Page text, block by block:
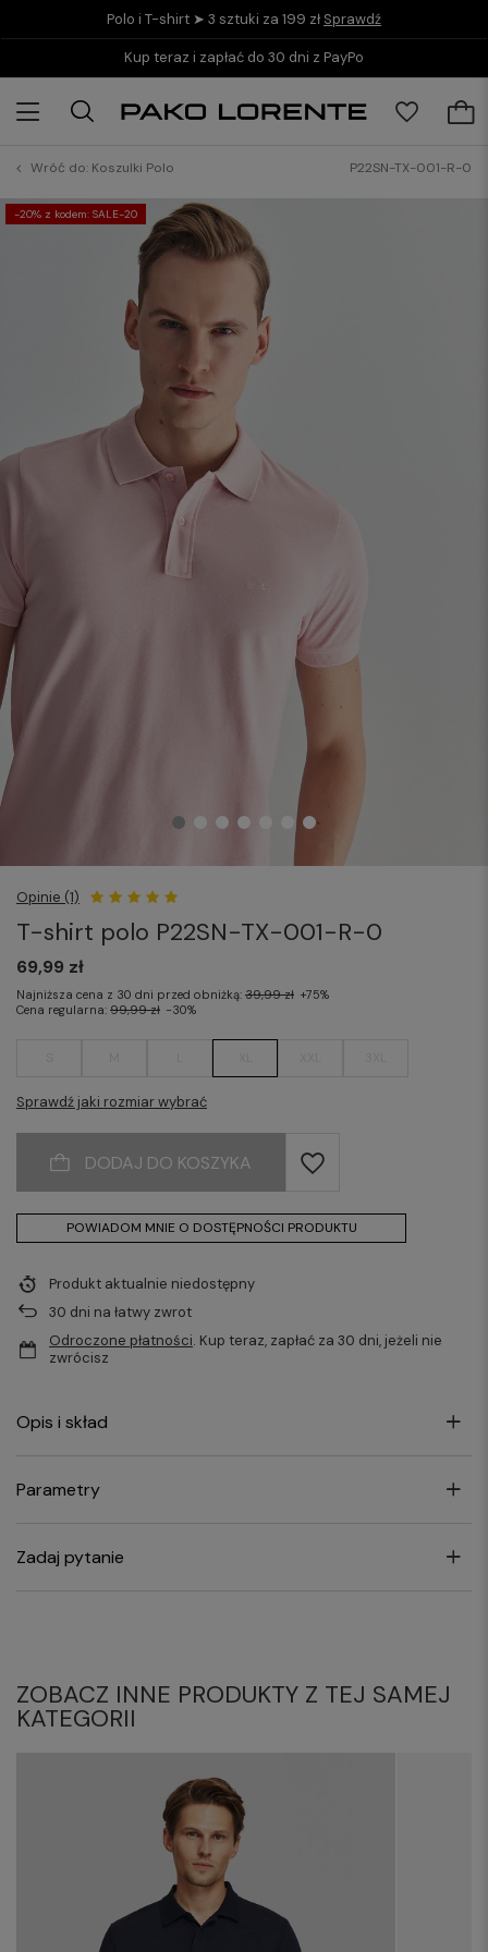
Polo i T-shirt ➤ 3 sztuki za 199 zł Sprawdź
Kup teraz i zapłać do 30 dni z PayPo
Wróć do: Koszulki Polo P22SN-TX-001-R-0
-20% z kodem: SALE-20
Opinie (1)
T-shirt polo P22SN-TX-001-R-0
Sprawdź jaki rozmiar wybrać
69,99 zł
Najniższa cena z 30 dni przed obniżką: 39,99 zł +75%
Cena regularna: 99,99 zł -30%
DODAJ DO KOSZYKA
POWIADOM MNIE O DOSTĘPNOŚCI PRODUKTU
Produkt aktualnie niedostępny
30 dni na łatwy zwrot
Odroczone płatności. Kup teraz, zapłać za 30 dni, jeżeli nie
zwrócisz
Opis i skład
Parametry
Zadaj pytanie
ZOBACZ INNE PRODUKTY Z TEJ SAMEJ
KATEGORII